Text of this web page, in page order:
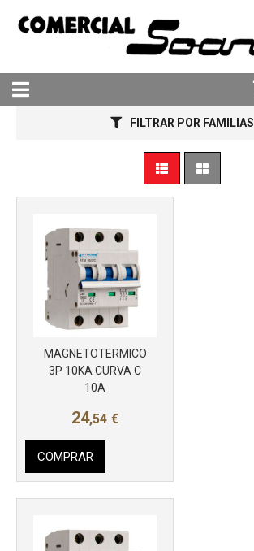
FILTRAR POR FAMILIAS
MAGNETOTERMICO
3P 10KA CURVA C
10A
24,54 €
COMPRAR
Más info